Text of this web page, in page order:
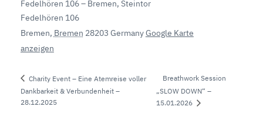
Fedelhören 106 – Bremen, Steintor
Fedelhören 106
Bremen, Bremen 28203 GermanyGoogle Karte
anzeigen
Charity Event – Eine Atemreise voller
Dankbarkeit & Verbundenheit –
28.12.2025
Breathwork Session
„SLOW DOWN“ –
15.01.2026